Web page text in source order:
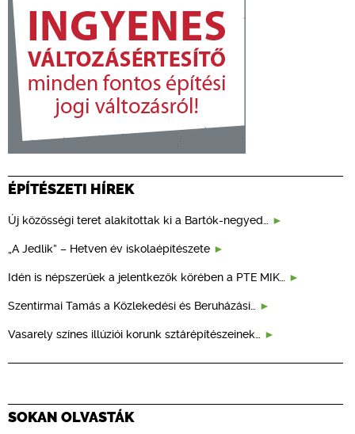
ÉPÍTÉSZETI HÍREK
Új közösségi teret alakítottak ki a Bartók-negyed…
„A Jedlik” – Hetven év iskolaépítészete
Idén is népszerűek a jelentkezők körében a PTE MIK…
Szentirmai Tamás a Közlekedési és Beruházási…
Vasarely színes illúziói korunk sztárépítészeinek…
SOKAN OLVASTÁK